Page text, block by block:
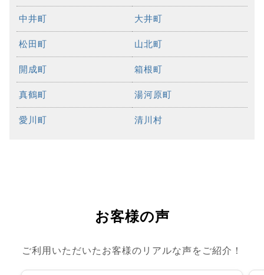
中井町 大井町
松田町 山北町
開成町 箱根町
真鶴町 湯河原町
愛川町 清川村
お客様の声
ご利用いただいたお客様のリアルな声をご紹介！